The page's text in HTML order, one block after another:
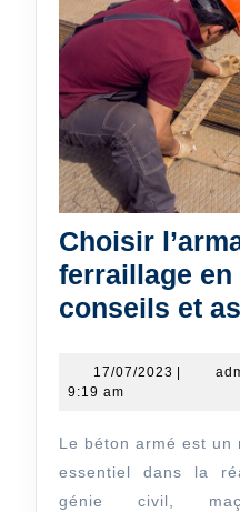
Choisir
ferraillage
conseils et
17/07/2023 17/07/
9:19 am
Le béton armé est un matériau de construction
essentiel dans la
génie civil,